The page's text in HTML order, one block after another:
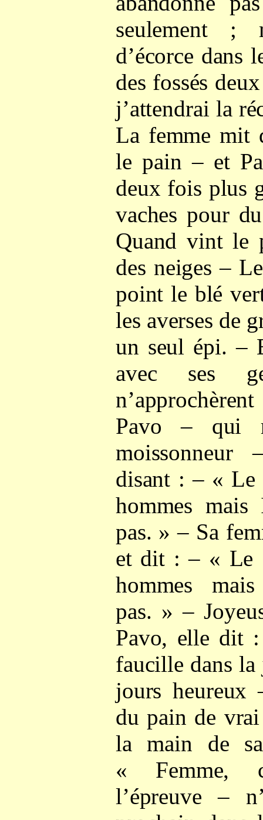
seulement
d’écorce dans
des fossés
j’attendrai la
La femme mit
le pain – et
deux fois plus
vaches pour
Quand vint le
des neiges –
point le blé
les averses de
un seul épi. –
avec ses
Pavo – qui
moissonneur
disant : – « Le
hommes
pas. » – Sa
et dit : – « Le
hommes
pas. » –
Pavo, elle dit
faucille dans
jours heureux
du pain de
la main de
« Femme,
l’épreuve –